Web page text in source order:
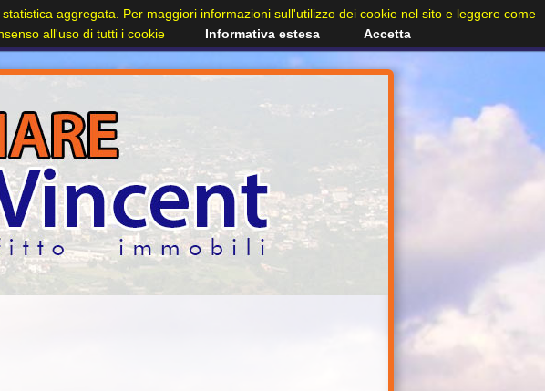
aggregata. Per maggiori informazioni sull'utilizzo dei cookie nel sito e leggere come
all'uso di tutti i cookie
Informativa estesa Accetta